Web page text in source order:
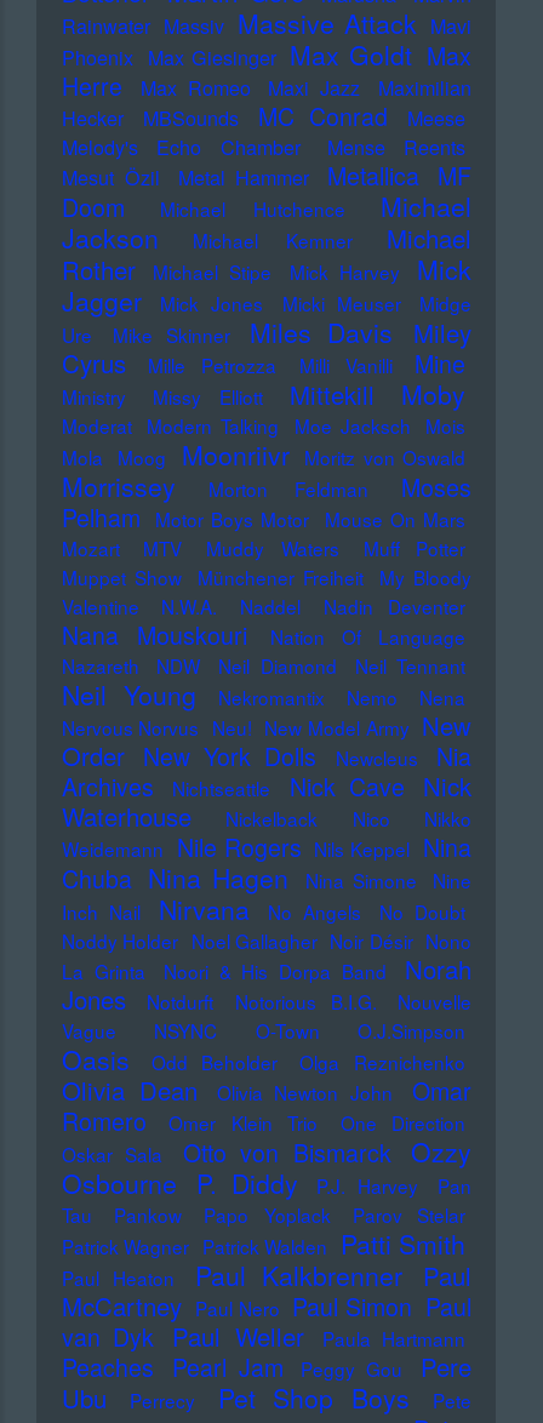
Rainwater Massiv Massive Attack Mavi
Phoenix Max Giesinger Max Goldt Max
Herre
Max Romeo Maxi Jazz
Maximilian
Hecker
MBSounds MC Conrad
Meese
Melody's Echo Chamber
Mense Reents
Mesut Özil
Metal Hammer Metallica MF
Doom
Michael Hutchence
Michael
Jackson
Michael Kemner
Michael
Rother
Michael Stipe Mick Harvey
Mick
Jagger
Mick Jones Micki Meuser
Midge
Ure
Mike Skinner Miles Davis
Miley
Cyrus
Mille Petrozza Milli Vanilli Mine
Ministry Missy Elliott Mittekill Moby
Moderat Modern Talking Moe Jacksch
Mois
Mola
Moog Moonriivr Moritz von Oswald
Morrissey Morton Feldman
Moses
Pelham
Motor Boys Motor
Mouse On Mars
Mozart
MTV Muddy Waters
Muff Potter
Muppet Show
Münchener Freiheit
My Bloody
Valentine
N.W.A. Naddel Nadin Deventer
Nana Mouskouri
Nation Of Language
Nazareth
NDW Neil Diamond Neil Tennant
Neil Young Nekromantix Nemo
Nena
Nervous Norvus Neu! New Model Army New
Order New York Dolls Newcleus
Nia
Archives
Nichtseattle Nick Cave
Nick
Waterhouse
Nickelback Nico
Nikko
Weidemann Nile Rogers Nils Keppel Nina
Chuba Nina Hagen Nina Simone
Nine
Inch Nail
Nirvana No Angels
No Doubt
Noddy Holder Noel Gallagher Noir Désir Nono
La Grinta
Noori & His Dorpa Band
Norah
Jones
Notdurft Notorious B.I.G.
Nouvelle
Vague
NSYNC O-Town O.J.Simpson
Oasis Odd Beholder Olga Reznichenko
Olivia Dean Olivia Newton John
Omar
Romero
Omer Klein Trio
One Direction
Oskar Sala
Otto von Bismarck Ozzy
Osbourne
P. Diddy P.J. Harvey
Pan
Tau
Pankow Papo Yoplack
Parov Stelar
Patrick Wagner Patrick Walden Patti Smith
Paul Heaton Paul Kalkbrenner
Paul
McCartney Paul Nero Paul Simon Paul
van Dyk Paul Weller Paula Hartmann
Peaches Pearl Jam Peggy Gou
Pere
Ubu
Perrecy Pet Shop Boys
Pete